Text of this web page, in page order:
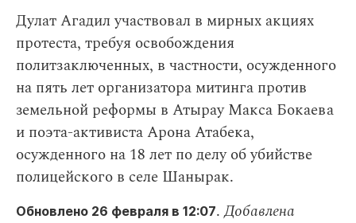
Дулат Агадил участвовал в мирных акциях
протеста, требуя освобождения
политзаключенных, в частности, осужденного
на пять лет организатора митинга против
земельной реформы в Атырау Макса Бокаева
и поэта-активиста Арона Атабека,
осужденного на 18 лет по делу об убийстве
полицейского в селе Шанырак.
Обновлено 26 февраля в 12:07.Добавлена